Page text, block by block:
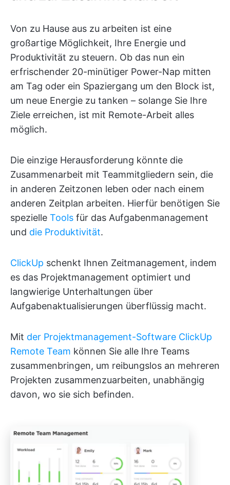
Von zu Hause aus zu arbeiten ist eine
großartige Möglichkeit, Ihre Energie und
Produktivität zu steuern. Ob das nun ein
erfrischender 20-minütiger Power-Nap mitten
am Tag oder ein Spaziergang um den Block ist,
um neue Energie zu tanken – solange Sie Ihre
Ziele erreichen, ist mit Remote-Arbeit alles
möglich.
Die einzige Herausforderung könnte die
Zusammenarbeit mit Teammitgliedern sein, die
in anderen Zeitzonen leben oder nach einem
anderen Zeitplan arbeiten. Hierfür benötigen Sie
spezielle Tools für das Aufgabenmanagement
und die Produktivität.
ClickUp schenkt Ihnen Zeitmanagement, indem
es das Projektmanagement optimiert und
langwierige Unterhaltungen über
Aufgabenaktualisierungen überflüssig macht.
Mit der Projektmanagement-Software ClickUp
Remote Team können Sie alle Ihre Teams
zusammenbringen, um reibungslos an mehreren
Projekten zusammenzuarbeiten, unabhängig
davon, wo sie sich befinden.